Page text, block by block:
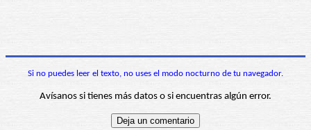
Si no puedes leer el texto, no uses el modo nocturno de tu navegador.
Avísanos si tienes más datos o si encuentras algún error.